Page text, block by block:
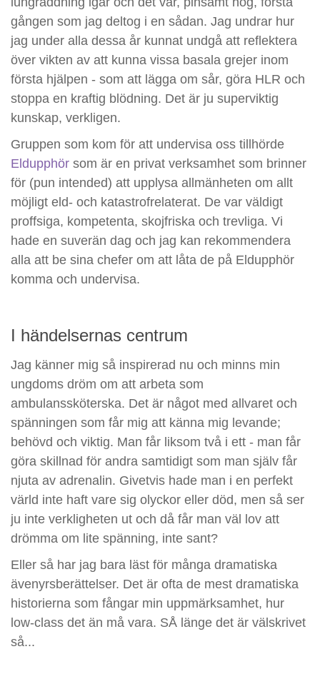
gången som jag deltog i en sådan. Jag undrar hur
jag under alla dessa år kunnat undgå att reflektera
över vikten av att kunna vissa basala grejer inom
första hjälpen - som att lägga om sår, göra HLR och
stoppa en kraftig blödning. Det är ju superviktig
kunskap, verkligen.
Gruppen som kom för att undervisa oss tillhörde
Eldupphör som är en privat verksamhet som brinner
för (pun intended) att upplysa allmänheten om allt
möjligt eld- och katastrofrelaterat. De var väldigt
proffsiga, kompetenta, skojfriska och trevliga. Vi
hade en suverän dag och jag kan rekommendera
alla att be sina chefer om att låta de på Eldupphör
komma och undervisa.
I händelsernas centrum
Jag känner mig så inspirerad nu och minns min
ungdoms dröm om att arbeta som
ambulanssköterska. Det är något med allvaret och
spänningen som får mig att känna mig levande;
behövd och viktig. Man får liksom två i ett - man får
göra skillnad för andra samtidigt som man själv får
njuta av adrenalin. Givetvis hade man i en perfekt
värld inte haft vare sig olyckor eller död, men så ser
ju inte verkligheten ut och då får man väl lov att
drömma om lite spänning, inte sant?
Eller så har jag bara läst för många dramatiska
ävenyrsberättelser. Det är ofta de mest dramatiska
historierna som fångar min uppmärksamhet, hur
low-class det än må vara. SÅ länge det är välskrivet
så...